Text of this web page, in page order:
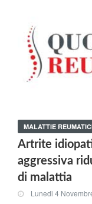
MALATTIE
Artrite
aggressiva
di malattia
Lunedi 4